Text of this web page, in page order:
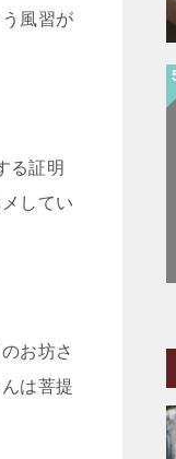
風習が
る証明
してい
お坊さ
は菩提